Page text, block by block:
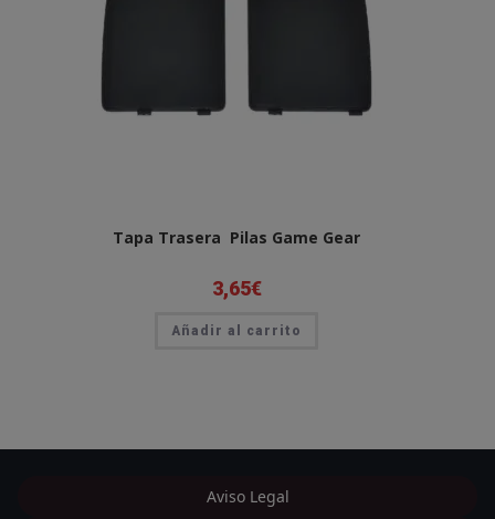
Tapa Trasera Pilas Game Gear
3,65€
Añadir al carrito
Aviso Legal